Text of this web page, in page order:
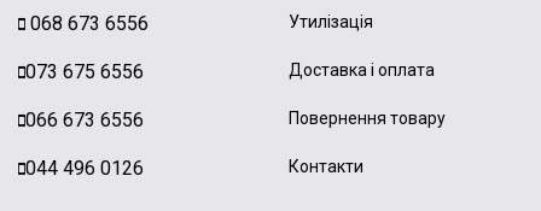
068 673 6556
073 675 6556
066 673 6556
044 496 0126
Утилізація
Доставка і оплата
Повернення товару
Контакти